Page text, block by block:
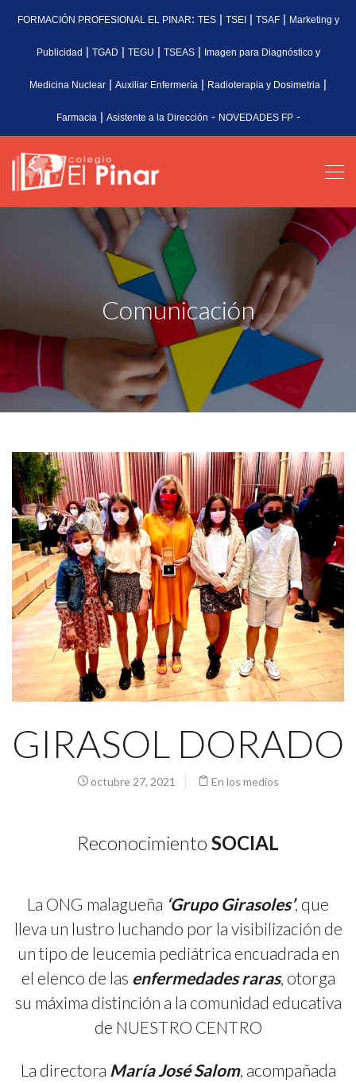
FORMACIÓN PROFESIONAL EL PINAR: TES| TSEI| TSAF| Marketing y
Publicidad | TGAD | TEGU | TSEAS| Imagen para Diagnóstico y
Medicina Nuclear | Auxiliar Enfermería | Radioterapia y Dosimetria |
Farmacia | Asistente a la Dirección - NOVEDADES FP-
Comunicación
GIRASOL DORADO
octubre 27, 2021 En los medios
Reconocimiento SOCIAL
La ONG malagueña ‘Grupo Girasoles’, que
lleva un lustro luchando por la visibilización de
un tipo de leucemia pediátrica encuadrada en
el elenco de las enfermedades raras, otorga
su máxima distinción a la comunidad educativa
de NUESTRO CENTRO
La directora María José Salom, acompañada